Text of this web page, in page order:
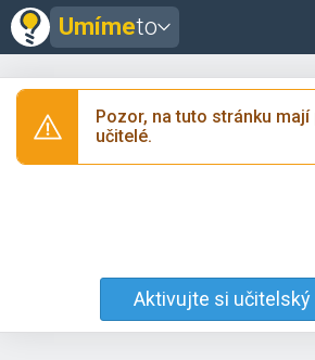
Umímeto
Pozor, na tuto stránku
učitelé.
Aktivujte si učitelský